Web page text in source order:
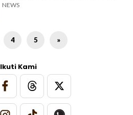
NEWS
4 5 »
Ikuti Kami